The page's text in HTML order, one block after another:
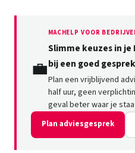
💼
MACHELP VOOR
Slimme keuzes in
bij een goed
Plan een vrijblijvend
half uur, geen
geval beter waar je
Plan adviesgesprek